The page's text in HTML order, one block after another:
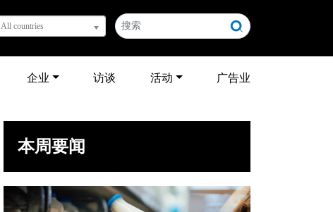
All countries
企业 访谈 活动 广告业
本周要闻